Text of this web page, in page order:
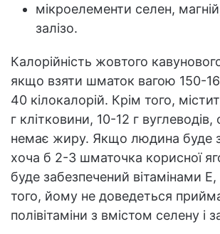
мікроелементи селен,
залізо.
Калорійність жовтого
якщо взяти шматок вагою 150-
40 кілокалорій. Крім того,
г клітковини, 10-12 г вуглеводів,
немає жиру. Якщо людина буде
хоча б 2-3 шматочка корисної
буде забезпечений вітамінами Е,
того, йому не доведеться
полівітаміни з вмістом селену і